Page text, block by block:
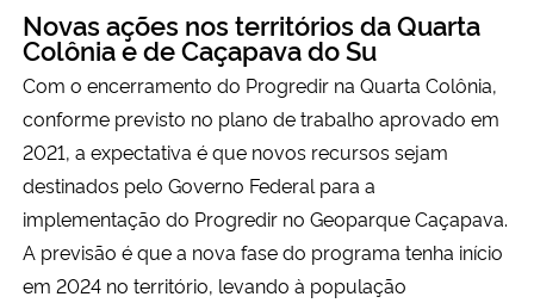
Novas ações nos territórios da Quarta
Colônia e de Caçapava do Su
Com o encerramento do Progredir na Quarta Colônia,
conforme previsto no plano de trabalho aprovado em
2021, a expectativa é que novos recursos sejam
destinados pelo Governo Federal para a
implementação do Progredir no Geoparque Caçapava.
A previsão é que a nova fase do programa tenha início
em 2024 no território, levando à população